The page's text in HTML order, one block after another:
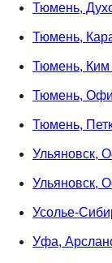
Тюмень,
Тюмень,
Тюмень, Ким
Тюмень,
Тюмень,
Ульяновск,
Ульяновск,
Усолье-
Уфа,